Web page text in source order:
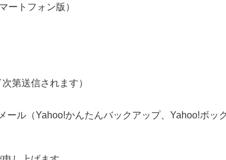
ートフォン版）
第送信されます）
ール（Yahoo!かんたんバックアップ、Yahoo!ボッ